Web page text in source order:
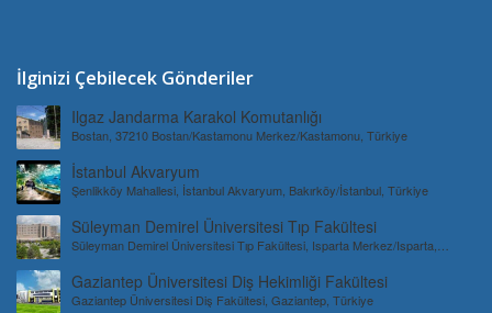
İlginizi Çebilecek Gönderiler
Ilgaz Jandarma Karakol Komutanlığı
Bostan, 37210 Bostan/Kastamonu Merkez/Kastamonu, Türkiye
İstanbul Akvaryum
Şenlikköy Mahallesi, İstanbul Akvaryum, Bakırköy/İstanbul, Türkiye
Süleyman Demirel Üniversitesi Tıp Fakültesi
Süleyman Demirel Üniversitesi Tıp Fakültesi, Isparta Merkez/Isparta,
Gaziantep Üniversitesi Diş Hekimliği Fakültesi
Gaziantep Üniversitesi Diş Fakültesi, Gaziantep, Türkiye